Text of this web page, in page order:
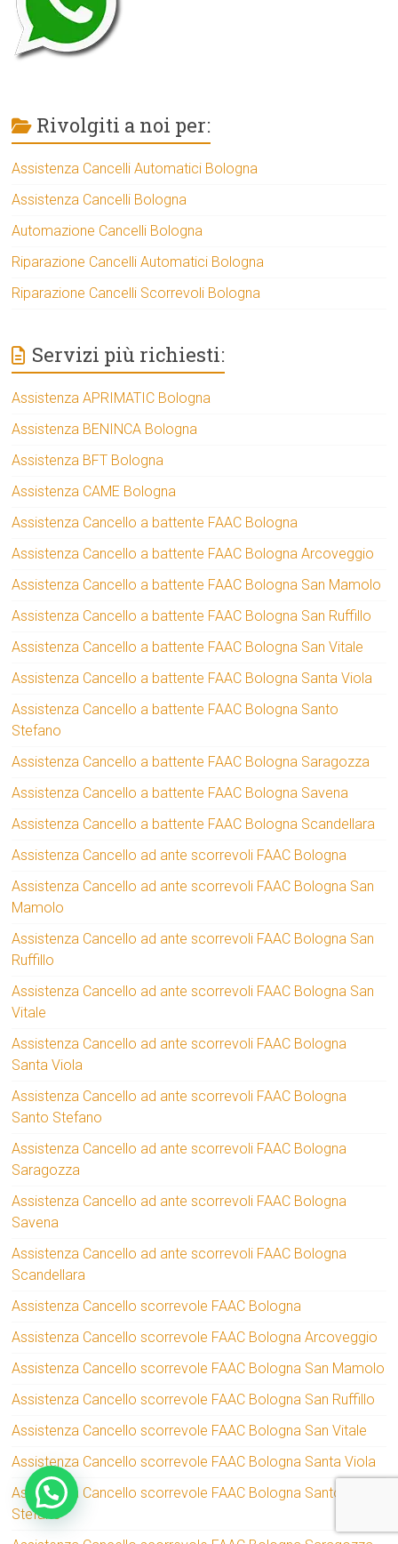
Rivolgiti a noi per:
Assistenza Cancelli Automatici Bologna
Assistenza Cancelli Bologna
Automazione Cancelli Bologna
Riparazione Cancelli Automatici Bologna
Riparazione Cancelli Scorrevoli Bologna
Servizi più richiesti:
Assistenza APRIMATIC Bologna
Assistenza BENINCA Bologna
Assistenza BFT Bologna
Assistenza CAME Bologna
Assistenza Cancello a battente FAAC Bologna
Assistenza Cancello a battente FAAC Bologna Arcoveggio
Assistenza Cancello a battente FAAC Bologna San Mamolo
Assistenza Cancello a battente FAAC Bologna San Ruffillo
Assistenza Cancello a battente FAAC Bologna San Vitale
Assistenza Cancello a battente FAAC Bologna Santa Viola
Assistenza Cancello a battente FAAC Bologna Santo
Stefano
Assistenza Cancello a battente FAAC Bologna Saragozza
Assistenza Cancello a battente FAAC Bologna Savena
Assistenza Cancello a battente FAAC Bologna Scandellara
Assistenza Cancello ad ante scorrevoli FAAC Bologna
Assistenza Cancello ad ante scorrevoli FAAC Bologna San
Mamolo
Assistenza Cancello ad ante scorrevoli FAAC Bologna San
Ruffillo
Assistenza Cancello ad ante scorrevoli FAAC Bologna San
Vitale
Assistenza Cancello ad ante scorrevoli FAAC Bologna
Santa Viola
Assistenza Cancello ad ante scorrevoli FAAC Bologna
Santo Stefano
Assistenza Cancello ad ante scorrevoli FAAC Bologna
Saragozza
Assistenza Cancello ad ante scorrevoli FAAC Bologna
Savena
Assistenza Cancello ad ante scorrevoli FAAC Bologna
Scandellara
Assistenza Cancello scorrevole FAAC Bologna
Assistenza Cancello scorrevole FAAC Bologna Arcoveggio
Assistenza Cancello scorrevole FAAC Bologna San Mamolo
Assistenza Cancello scorrevole FAAC Bologna San Ruffillo
Assistenza Cancello scorrevole FAAC Bologna San Vitale
Assistenza Cancello scorrevole FAAC Bologna Santa Viola
Assistenza Cancello scorrevole FAAC Bologna Santo
Stefano